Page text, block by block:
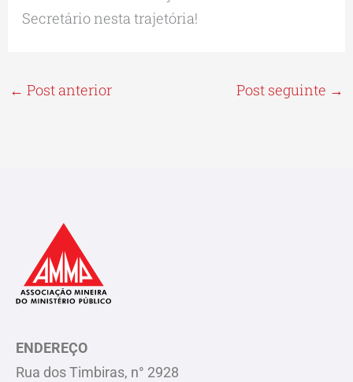
Secretário nesta trajetória!
← Post anterior Post seguinte →
ENDEREÇO
Rua dos Timbiras, n° 2928